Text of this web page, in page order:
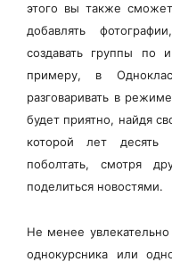
этого вы также
добавлять
создавать группы по
примеру, в
разговаривать в
будет приятно, найдя
которой лет
поболтать, смотря
поделиться новостями.
Не менее
однокурсника или